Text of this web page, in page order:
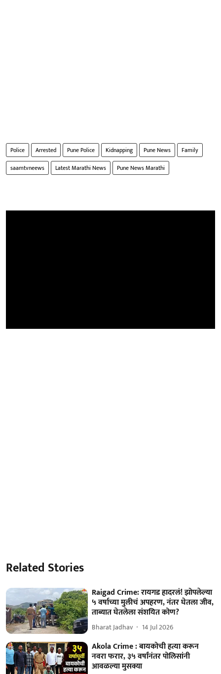
Police Arrested Pune Police Kidnapping Pune News
Family
saamtvneews
Latest Marathi News Pune News Marathi
Related Stories
Raigad Crime: रायगड हादरलं! झोपलेल्या
५ वर्षाच्या मुलीचं अपहरण, नंतर घेतला जीव,
ताब्यात घेतलेला संशयित कोण?
Bharat Jadhav 14 Jul 2026
Akola Crime : बायकोची हत्या करून
नवरा फरार, ३५ वर्षांनंतर पोलिसांनी
आवळल्या मुसक्या